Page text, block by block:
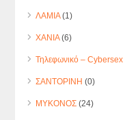
ΛΑΜΙΑ(1)
ΧΑΝΙΑ(6)
Τηλεφωνικό – Cybersex
ΣΑΝΤΟΡΙΝΗ (0)
ΜΥΚΟΝΟΣ (24)